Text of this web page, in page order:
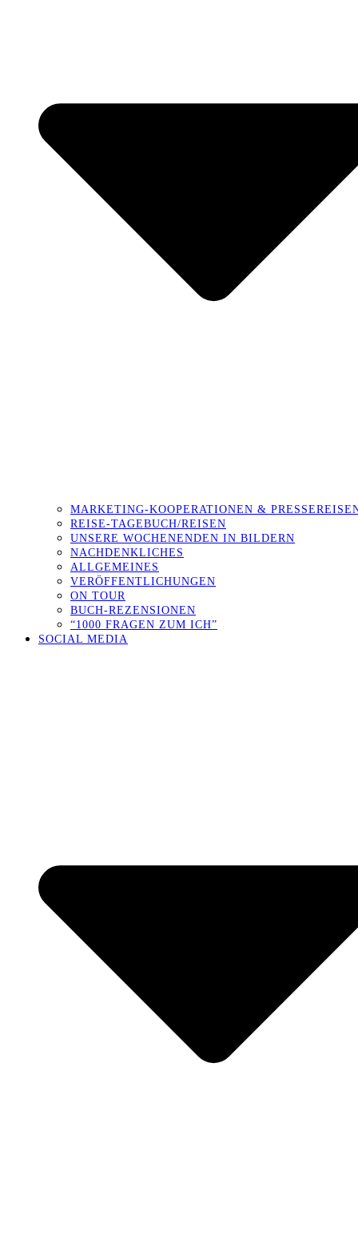
MARKETING-KOOPERATIONEN &
REISE-TAGEBUCH/REISEN
UNSERE WOCHENENDEN IN BILDERN
NACHDENKLICHES
ALLGEMEINES
VERÖFFENTLICHUNGEN
ON TOUR
BUCH-REZENSIONEN
“1000 FRAGEN ZUM ICH”
SOCIAL MEDIA